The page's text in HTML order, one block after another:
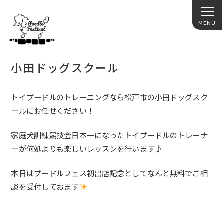
小田ドッグスクール
トイプードルのトレーニングなら松戸市の小田ドッグスク
ールにお任せください！
家庭犬訓練競技会日本一になったトイプードルのトレーナ
ーが何処よりも楽しいレッスンを行います♪
本日はプードルフェス初出店記念としてなんと無料でご相
談を受付しておます